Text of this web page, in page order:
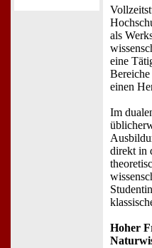
als
eine
einen
Im
direkt in
Hoher